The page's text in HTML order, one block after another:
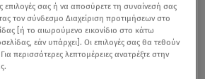
επιλογές σας ή να αποσύρετε τη συναίνεσή σας
τον σύνδεσμο Διαχείριση προτιμήσεων στο
[ή το αιωρούμενο εικονίδιο στο κάτω
εάν υπάρχει]. Οι επιλογές σας θα τεθούν
περισσότερες λεπτομέρειες ανατρέξτε στην